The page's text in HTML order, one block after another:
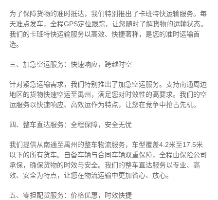
为了保障货物的准时抵达，我们特别推出了卡班特快运输服务。每
天准点发车，全程GPS定位跟踪，让您随时了解货物的运输状态。
我们的卡班特快运输服务以高效、快捷著称，是您的准时运输首
选。
三、加急空运服务：快速响应，跨越时空
针对紧急运输需求，我们特别推出了加急空运服务。支持南通周边
地区的货物快速空运至禹州，满足您对时效性的高要求。我们的空
运服务以快速响应、高效运作为特点，让您在竞争中抢占先机。
四、整车直达服务：全程保障，安全无忧
我们提供从南通至禹州的整车物流服务，车型覆盖4.2米至17.5米
以下的所有货车。自备车辆与合同车辆双重保障，全程由保险公司
承保，确保货物的时效与安全。我们的整车直达服务以专业、高
效、安全为特点，让您在物流运输中更加省心、放心。
五、零担配货服务：价格优惠，时效快捷